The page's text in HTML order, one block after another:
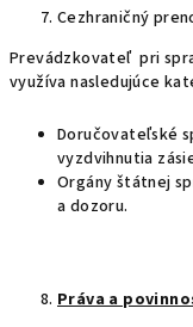
Cezhraničný
Prevádzkovateľ pri
využíva nasledujúce
Doručovateľské
vyzdvihnutia
Orgány štátnej
a dozoru.
Práva a